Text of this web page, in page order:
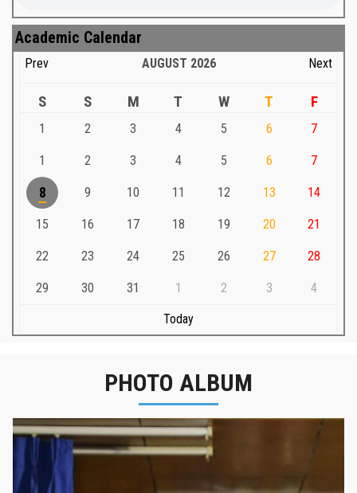
Academic Calendar
Prev AUGUST 2026 Next
S S M T W T F
1 2 3 4 5 6 7
1 2 3 4 5 6 7
8 9 10 11 12 13 14
15 16 17 18 19 20 21
22 23 24 25 26 27 28
29 30 31 1 2 3 4
Today
PHOTO ALBUM